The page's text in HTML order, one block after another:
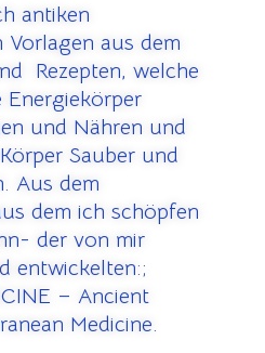
antiken
Vorlagen aus dem
Rezepten, welche
und Nähren und
Sauber und
Aus dem
dem ich schöpfen
der von mir
entwickelten:;
– Ancient
Medicine.